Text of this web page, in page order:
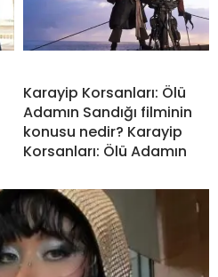
Karayip Korsanları: Ölü
Adamın Sandığı filminin
konusu nedir? Karayip
Korsanları: Ölü Adamın